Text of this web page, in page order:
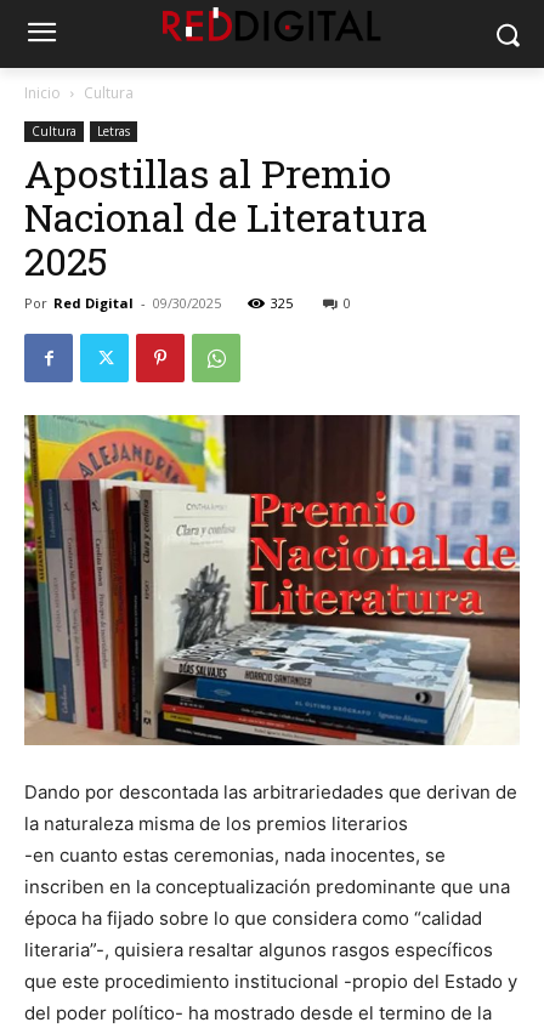
Inicio Cultura
Cultura Letras
Apostillas al Premio
Nacional de Literatura
2025
Por Red Digital - 09/30/2025 325 0
Dando por descontada las arbitrariedades que derivan de
la naturaleza misma de los premios literarios
-en cuanto estas ceremonias, nada inocentes, se
inscriben en la conceptualización predominante que una
época ha fijado sobre lo que considera como “calidad
literaria”-, quisiera resaltar algunos rasgos específicos
que este procedimiento institucional -propio del Estado y
del poder político- ha mostrado desde el termino de la